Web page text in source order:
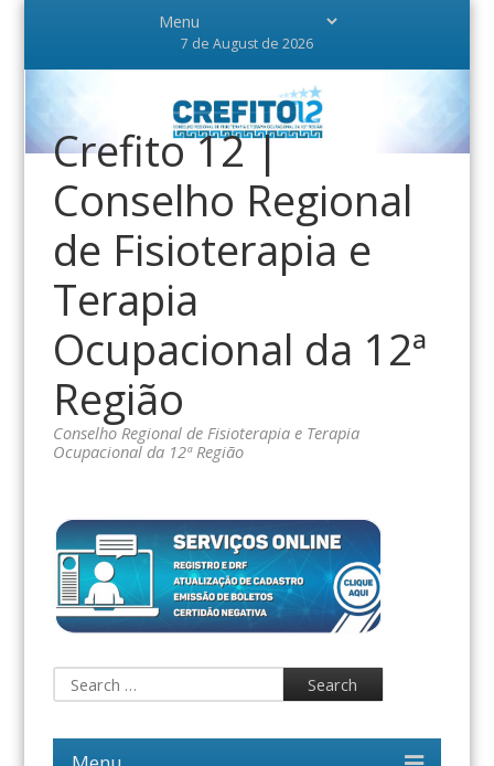
7 de August de 2026
Crefito 12 |
Conselho Regional
de Fisioterapia e
Terapia
Ocupacional da 12ª
Região
Conselho Regional de Fisioterapia e Terapia
Ocupacional da 12ª Região